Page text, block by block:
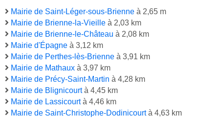
Mairie de Saint-Léger-sous-Brienne à 2,65 m
Mairie de Brienne-la-Vieille à 2,03 km
Mairie de Brienne-le-Château à 2,08 km
Mairie d'Épagne à 3,12 km
Mairie de Perthes-lès-Brienne à 3,91 km
Mairie de Mathaux à 3,97 km
Mairie de Précy-Saint-Martin à 4,28 km
Mairie de Blignicourtà 4,45 km
Mairie de Lassicourtà 4,46 km
Mairie de Saint-Christophe-Dodinicourtà 4,63 km